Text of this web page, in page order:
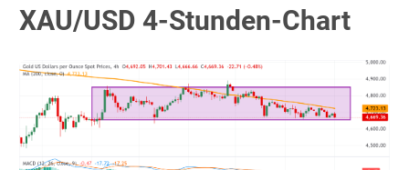
XAU/USD 4-Stunden-Chart